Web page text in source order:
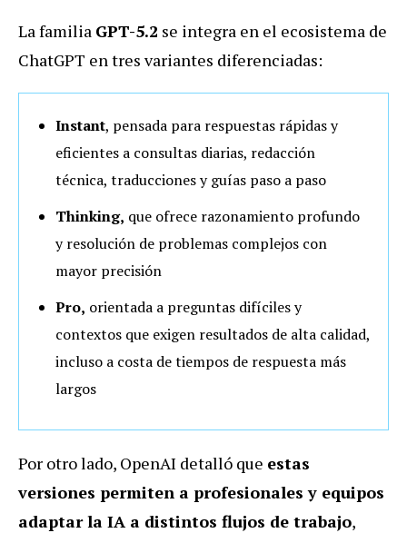
La familia GPT-5.2 se integra en el ecosistema de
ChatGPT en tres variantes diferenciadas:
Instant, pensada para respuestas rápidas y
eficientes a consultas diarias, redacción
técnica, traducciones y guías paso a paso
Thinking, que ofrece razonamiento profundo
y resolución de problemas complejos con
mayor precisión
Pro, orientada a preguntas difíciles y
contextos que exigen resultados de alta calidad,
incluso a costa de tiempos de respuesta más
largos
Por otro lado, OpenAI detalló que estas
versiones permiten a profesionales y equipos
adaptar la IA a distintos flujos de trabajo,